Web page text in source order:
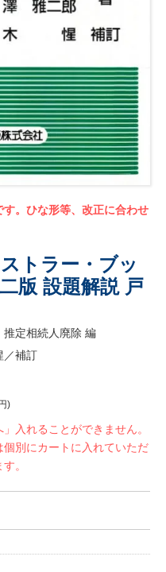
。ひな形等、改正に合わせ
トラー・ブッ
版 設題解説 戸
定相続人廃除 編
／補訂
)
入れることができません。
別にカートに入れていただ
。